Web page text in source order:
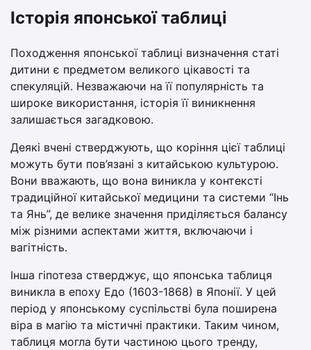
Історія японської таблиці
Походження японської таблиці визначення статі
дитини є предметом великого цікавості та
спекуляцій. Незважаючи на її популярність та
широке використання, історія її виникнення
залишається загадковою.
Деякі вчені стверджують, що коріння цієї таблиці
можуть бути пов’язані з китайською культурою.
Вони вважають, що вона виникла у контексті
традиційної китайської медицини та системи “Інь
та Янь”, де велике значення приділяється балансу
між різними аспектами життя, включаючи і
вагітність.
Інша гіпотеза стверджує, що японська таблиця
виникла в епоху Едо (1603-1868) в Японії. У цей
період у японському суспільстві була поширена
віра в магію та містичні практики. Таким чином,
таблиця могла бути частиною цього тренду,